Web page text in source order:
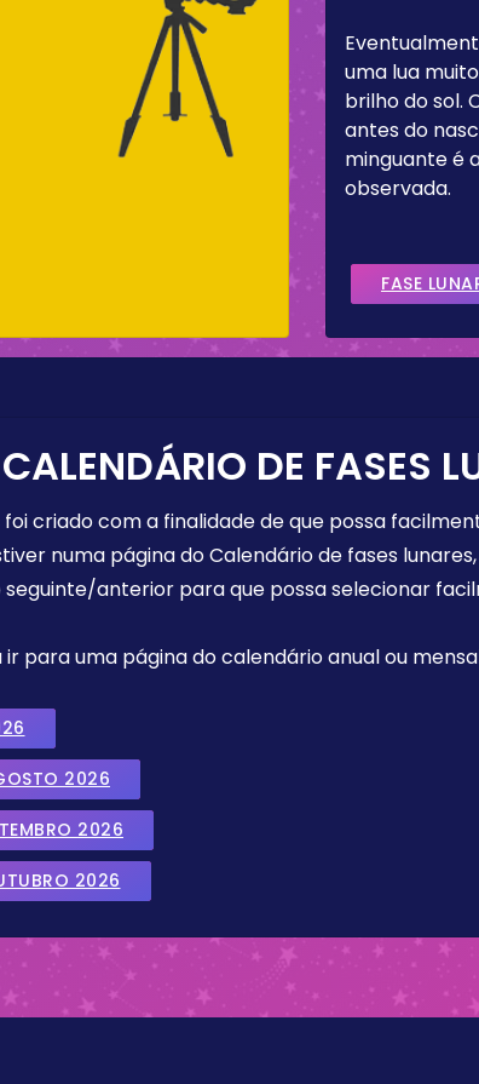
uma lua
brilho do sol.
antes do
minguante é
observada.
FASE
DE FASES
foi criado com a finalidade de que possa
numa página do Calendário de fases
anterior para que possa selecionar
para uma página do calendário anual ou
2026
2026
2026